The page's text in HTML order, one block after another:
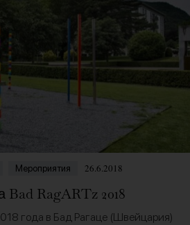
Мероприятия 26.6.2018
Bad RagARTz 2018
года в Бад Рагаце (Швейцария)